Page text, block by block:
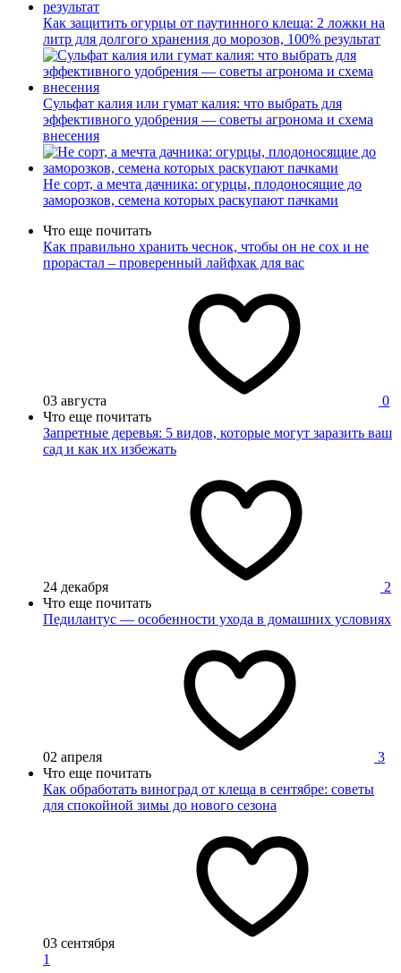
Как защитить огурцы от паутинного клеща: 2 ложки на
литр для долгого хранения до морозов, 100% результат
Сульфат калия или гумат калия: что выбрать для
эффективного удобрения — советы агронома и схема
внесения
Не сорт, а мечта дачника: огурцы, плодоносящие до
заморозков, семена которых раскупают пачками
Что еще почитать
Как правильно хранить чеснок, чтобы он не сох и не
прорастал – проверенный лайфхак для вас
03 августа
0
Что еще почитать
Запретные деревья: 5 видов, которые могут заразить ваш
сад и как их избежать
24 декабря
2
Что еще почитать
Педилантус — особенности ухода в домашних условиях
02 апреля
3
Что еще почитать
Как обработать виноград от клеща в сентябре: советы
для спокойной зимы до нового сезона
03 сентября
1